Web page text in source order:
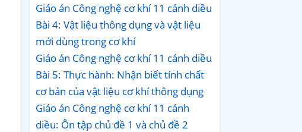
Giáo án Công nghệ cơ khí 11 cánh diều
Bài 4: Vật liệu thông dụng và vật liệu
mới dùng trong cơ khí
Giáo án Công nghệ cơ khí 11 cánh diều
Bài 5: Thực hành: Nhận biết tính chất
cơ bản của vật liệu cơ khí thông dụng
Giáo án Công nghệ cơ khí 11 cánh
diều: Ôn tập chủ đề 1 và chủ đề 2